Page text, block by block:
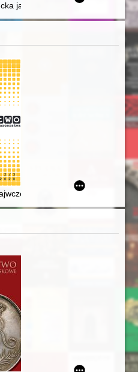
Europäische Union
jako pomost dla polsko-
w elitarnym uzdrowisku
artykułów o